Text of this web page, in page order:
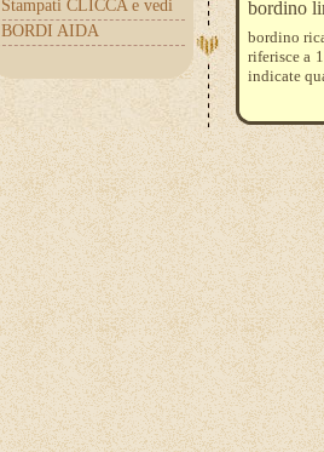
Stampati CLICCA e vedi
BORDI AIDA
bordino
bordino
riferisce a
indicate